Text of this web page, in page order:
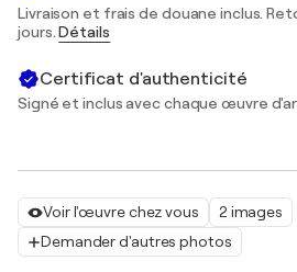
Voir l'œuvre chez vous
2 images
Demander d'autres photos
Livraison et frais de douane inclus.
jours.Détails
Certificat d'authenticité
Signé et inclus avec chaque œuvre